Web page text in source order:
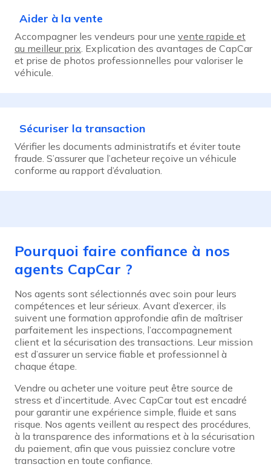
Aider à la vente
Accompagner les vendeurs pour une vente rapide et
au meilleur prix. Explication des avantages de CapCar
et prise de photos professionnelles pour valoriser le
véhicule.
Sécuriser la transaction
Vérifier les documents administratifs et éviter toute
fraude. S’assurer que l’acheteur reçoive un véhicule
conforme au rapport d’évaluation.
Pourquoi faire confiance à nos
agents CapCar ?
Nos agents sont sélectionnés avec soin pour leurs
compétences et leur sérieux. Avant d’exercer, ils
suivent une formation approfondie afin de maîtriser
parfaitement les inspections, l’accompagnement
client et la sécurisation des transactions. Leur mission
est d’assurer un service fiable et professionnel à
chaque étape.
Vendre ou acheter une voiture peut être source de
stress et d’incertitude. Avec CapCar tout est encadré
pour garantir une expérience simple, fluide et sans
risque. Nos agents veillent au respect des procédures,
à la transparence des informations et à la sécurisation
du paiement, afin que vous puissiez conclure votre
transaction en toute confiance.